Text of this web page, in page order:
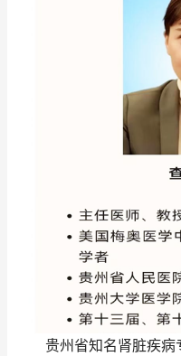
贵州省知名肾脏疾病